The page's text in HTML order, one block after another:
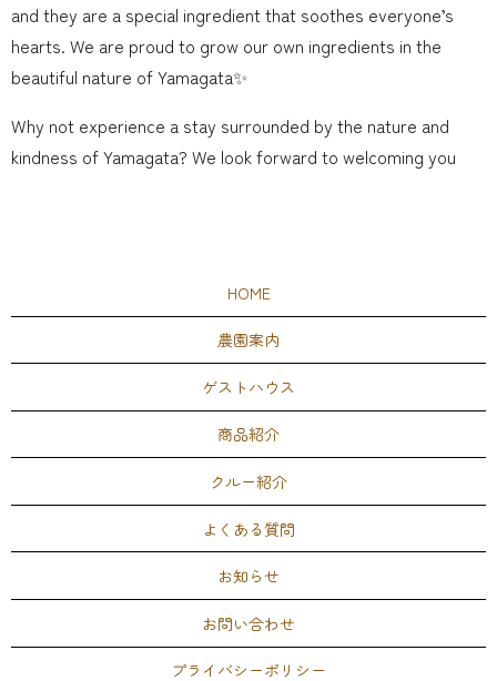
and they are a special ingredient that soothes everyone’s
hearts. We are proud to grow our own ingredients in the
beautiful nature of Yamagata✨‍‍
Why not experience a stay surrounded by the nature and
kindness of Yamagata? We look forward to welcoming you
HOME
農園案内
ゲストハウス
商品紹介
クルー紹介
よくある質問
お知らせ
お問い合わせ
プライバシーポリシー